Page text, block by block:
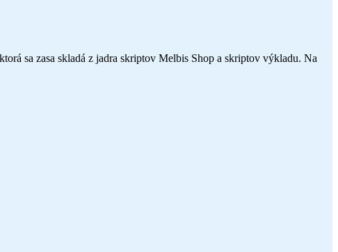
sa zasa skladá z jadra skriptov Melbis Shop a skriptov výkladu. Na